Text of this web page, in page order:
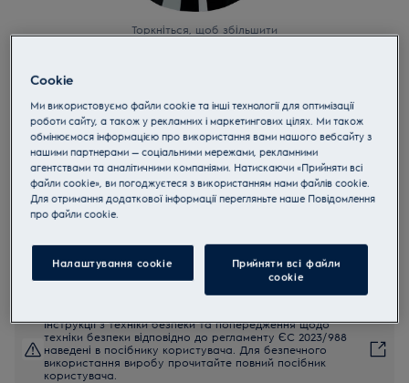
Торкніться, щоб збільшити
ESM3310
Вертикальний занурювальний
міксер колекція Love your day
4.4 (113)
Переваги
Створюйте більше з міксером на підставці «2-в-1»
Інструкції з техніки безпеки та попередження щодо
техніки безпеки відповідно до регламенту ЄС 2023/988
наведені в посібнику користувача. Для безпечного
використання виробу прочитайте повний посібник
користувача.
Cookie
Ми використовуємо файли cookie та інші технології для оптимізації
роботи сайту, а також у рекламних і маркетингових цілях. Ми також
обмінюємося інформацією про використання вами нашого вебсайту з
нашими партнерами — соціальними мережами, рекламними
агентствами та аналітичними компаніями. Натискаючи «Прийняти всі
файли cookie», ви погоджуєтеся з використанням нами файлів cookie.
Для отримання додаткової інформації перегляньте наше Пoвідомлення
прo файли cookie.
Налаштування cookie
Прийняти всі файли
сookie